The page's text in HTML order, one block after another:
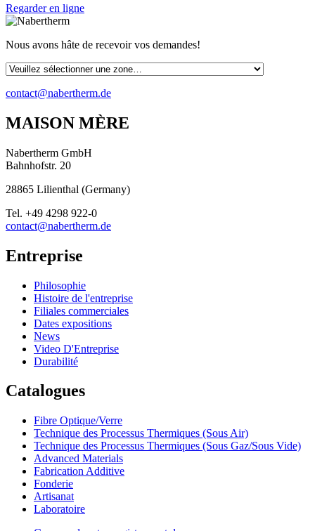
Regarder en ligne
Nous avons hâte de recevoir vos demandes!
contact@nabertherm.de
MAISON MÈRE
Nabertherm GmbH
Bahnhofstr. 20
28865 Lilienthal (Germany)
Tel. +49 4298 922-0
contact@nabertherm.de
Entreprise
Philosophie
Histoire de l'entreprise
Filiales commerciales
Dates expositions
News
Video D'Entreprise
Durabilité
Catalogues
Fibre Optique/Verre
Technique des Processus Thermiques (Sous Air)
Technique des Processus Thermiques (Sous Gaz/Sous Vide)
Advanced Materials
Fabrication Additive
Fonderie
Artisanat
Laboratoire